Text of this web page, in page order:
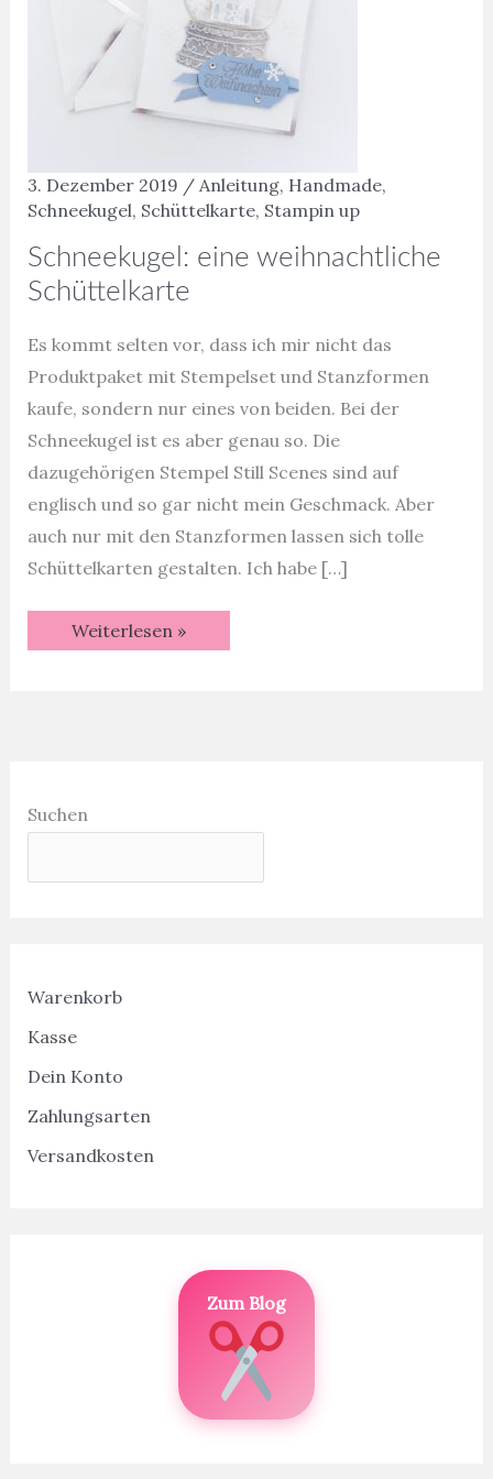
3. Dezember 2019 / Anleitung, Handmade,
Schneekugel, Schüttelkarte, Stampin up
Schneekugel: eine weihnachtliche
Schüttelkarte
Es kommt selten vor, dass ich mir nicht das
Produktpaket mit Stempelset und Stanzformen
kaufe, sondern nur eines von beiden. Bei der
Schneekugel ist es aber genau so. Die
dazugehörigen Stempel Still Scenes sind auf
englisch und so gar nicht mein Geschmack. Aber
auch nur mit den Stanzformen lassen sich tolle
Schüttelkarten gestalten. Ich habe […]
Schneekugel:
eine
Weiterlesen »
Suchen
Warenkorb
Kasse
Dein Konto
Zahlungsarten
Versandkosten
Zum Blog